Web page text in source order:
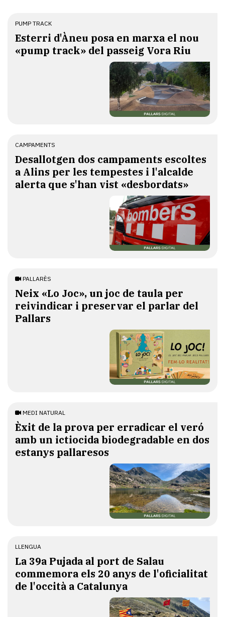
PUMP TRACK
Esterri d'Àneu posa en marxa el nou
«pump track» del passeig Vora Riu
CAMPAMENTS
​Desallotgen dos campaments escoltes
a Alins per les tempestes i l'alcalde
alerta que s'han vist «desbordats»
PALLARÈS
​Neix «Lo Joc», un joc de taula per
reivindicar i preservar el parlar del
Pallars
MEDI NATURAL
Èxit de la prova per erradicar el veró
amb un ictiocida biodegradable en dos
estanys pallaresos
LLENGUA
​La 39a Pujada al port de Salau
commemora els 20 anys de l'oficialitat
de l'occità a Catalunya